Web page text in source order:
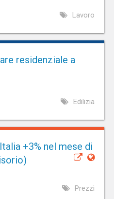
Lavoro
residenziale a
Edilizia
+3% nel mese di
Prezzi